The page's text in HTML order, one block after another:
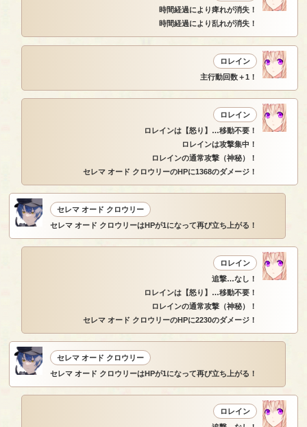
時間経過により痺れが消失！
時間経過により乱れが消失！
ロレイン
主行動回数＋1！
ロレイン
ロレインは【怒り】…移動不要！
ロレインは攻撃集中！
ロレインの通常攻撃（神秘）！
セレマ オード クロウリーのHPに1368のダメージ！
セレマ オード クロウリー
セレマ オード クロウリーはHPが1になって再び立ち上がる！
ロレイン
追撃…なし！
ロレインは【怒り】…移動不要！
ロレインの通常攻撃（神秘）！
セレマ オード クロウリーのHPに2230のダメージ！
セレマ オード クロウリー
セレマ オード クロウリーはHPが1になって再び立ち上がる！
ロレイン